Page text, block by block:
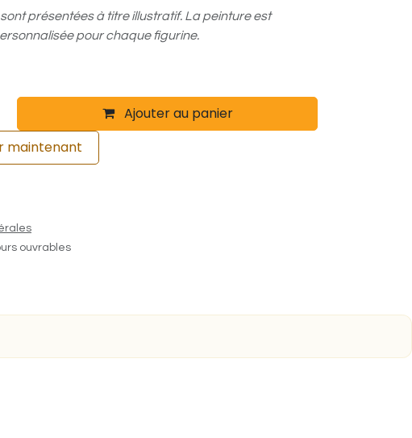
présentées à titre illustratif. La peinture est
pour chaque figurine.
Ajouter au panier
maintenant
ouvrables